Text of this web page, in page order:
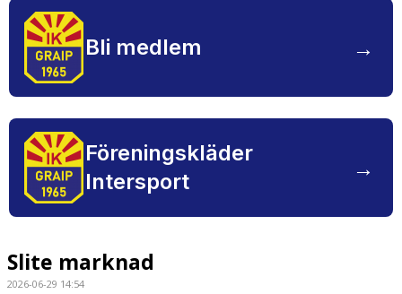
STYRELSEN
KONTAKT Bli medlem →
Föreningskläder
Intersport
→
Slite marknad
2026-06-29 14:54